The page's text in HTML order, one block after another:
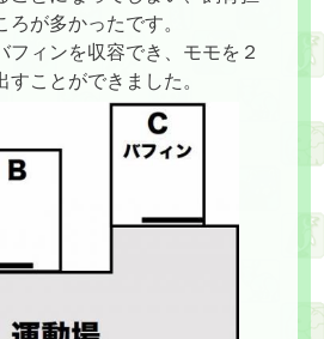
が多かったです。
フィンを収容でき、モモを２
すことができました。